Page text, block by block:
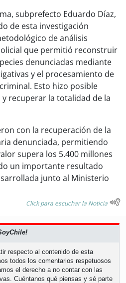
subprefecto Eduardo Díaz,
de esta investigación
de análisis
que permitió reconstruir
denunciadas mediante
y el procesamiento de
Esto hizo posible
recuperar la totalidad de la
con la recuperación de la
denunciada, permitiendo
supera los 5.400 millones
un importante resultado
junto al Ministerio
Click para escuchar la Noticia
respecto al contenido de esta
todos los comentarios respetuosos
el derecho a no contar con las
Cuéntanos qué piensas y sé parte